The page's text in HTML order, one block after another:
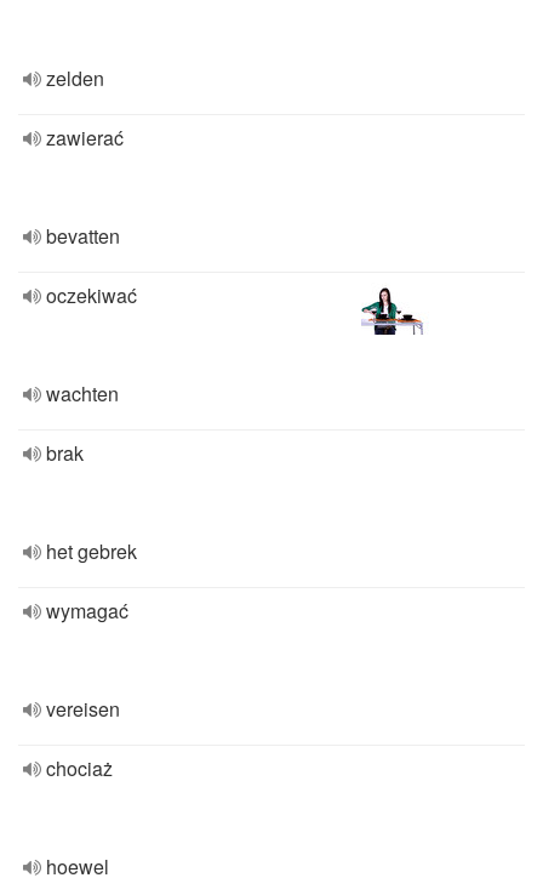
zelden
zawierać
bevatten
oczekiwać
wachten
brak
het gebrek
wymagać
vereisen
chociaż
hoewel